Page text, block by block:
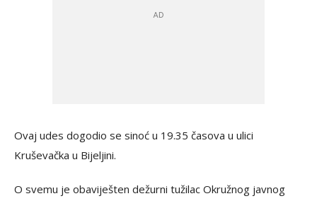
Ovaj udes dogodio se sinoć u 19.35 časova u ulici
Kruševačka u Bijeljini.
O svemu je obaviješten dežurni tužilac Okružnog javnog